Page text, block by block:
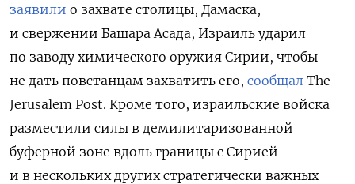
заявили о захвате столицы, Дамаска,
и свержении Башара Асада, Израиль ударил
по заводу химического оружия Сирии, чтобы
не дать повстанцам захватить его, сообщал The
Jerusalem Post. Кроме того, израильские войска
разместили силы в демилитаризованной
буферной зоне вдоль границы с Сирией
и в нескольких других стратегически важных